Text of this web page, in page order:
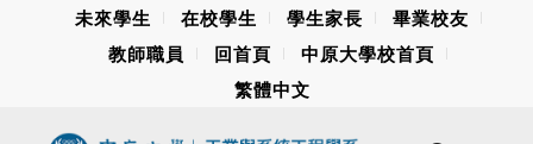
未來學生 在校學生 學生家長
畢業校友
教師職員
回首頁
中原大學校首頁
繁體中文